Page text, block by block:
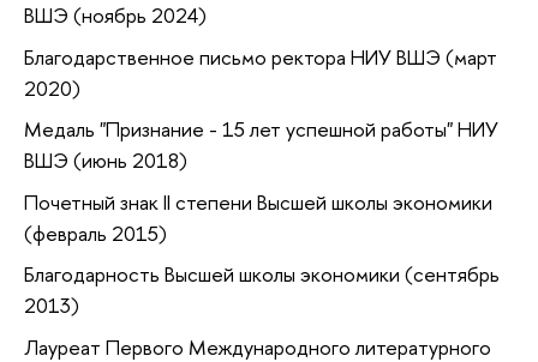
ВШЭ (ноябрь 2024)
Благодарственное письмо ректора НИУ ВШЭ (март
2020)
Медаль "Признание - 15 лет успешной работы" НИУ
ВШЭ (июнь 2018)
Почетный знак II степени Высшей школы экономики
(февраль 2015)
Благодарность Высшей школы экономики (сентябрь
2013)
Лауреат Первого Международного литературного